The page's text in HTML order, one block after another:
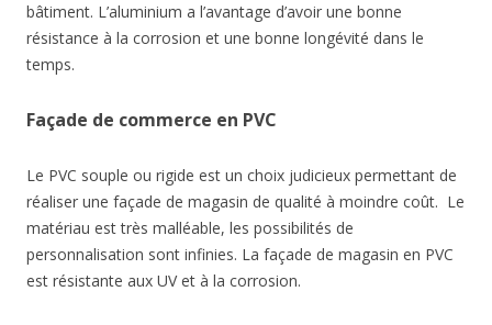
bâtiment. L’aluminium a l’avantage d’avoir une bonne
résistance à la corrosion et une bonne longévité dans le
temps.
Façade de commerce en PVC
Le PVC souple ou rigide est un choix judicieux permettant de
réaliser une façade de magasin de qualité à moindre coût. Le
matériau est très malléable, les possibilités de
personnalisation sont infinies. La façade de magasin en PVC
est résistante aux UV et à la corrosion.